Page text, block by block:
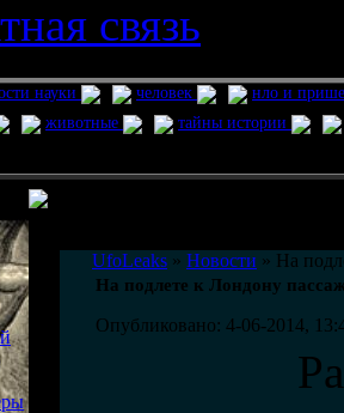
связь
науки человек
нло и
животные
тайны истории
UfoLeaks » Новости » На
На подлете к Лондону
Опубликовано: 4-06-2014,